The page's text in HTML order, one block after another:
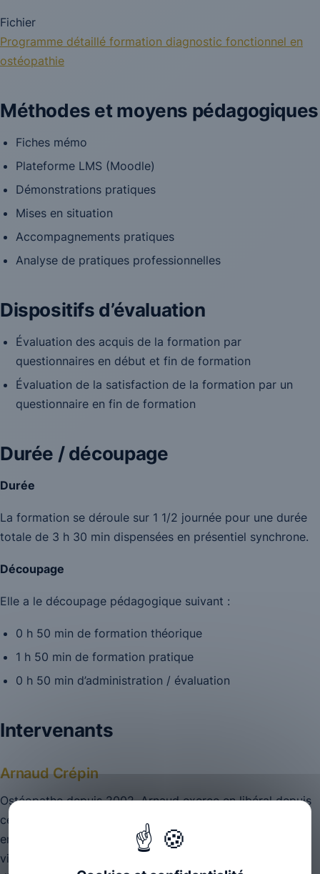
Fichier
Programme détaillé formation diagnostic fonctionnel en
ostéopathie
Méthodes et moyens pédagogiques
Fiches mémo
Plateforme LMS (Moodle)
Démonstrations pratiques
Mises en situation
Accompagnements pratiques
Analyse de pratiques professionnelles
Dispositifs d’évaluation
Évaluation des acquis de la formation par
questionnaires en début et fin de formation
Évaluation de la satisfaction de la formation par un
questionnaire en fin de formation
Durée / découpage
Durée
La formation se déroule sur 1 1/2 journée pour une durée
totale de 3 h 30 min dispensées en présentiel synchrone.
Découpage
Elle a le découpage pédagogique suivant :
0 h 50 min de formation théorique
1 h 50 min de formation pratique
0 h 50 min d’administration / évaluation
Intervenants
Arnaud Crépin
Ostéopathe depuis 2002, Arnaud exerce en libéral depuis
cette date et s’est très vite impliqué dans l’enseignement
en ostéopathie. Longtemps enseignant référent en
viscéral, il est depuis 2017 directeur de l’enseignement